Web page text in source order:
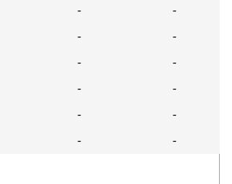
-
-
-
-
-
-
-
-
-
-
- -